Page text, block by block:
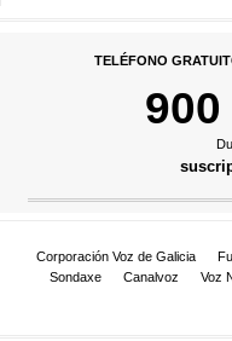
TELÉFONO
Corporación Voz de Galicia
Sondaxe
Canalvoz Voz